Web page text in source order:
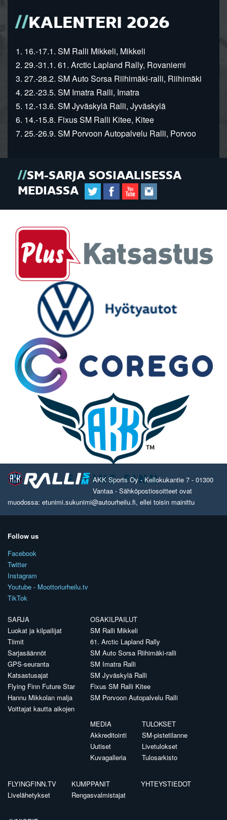
KALENTERI 2026
1. 16.-17.1. SM Ralli Mikkeli, Mikkeli
2. 29.-31.1. 61. Arctic Lapland Rally, Rovaniemi
3. 27.-28.2. SM Auto Sorsa Riihimäki-ralli, Riihimäki
4. 22.-23.5. SM Imatra Ralli, Imatra
5. 12.-13.6. SM Jyväskylä Ralli, Jyväskylä
6. 14.-15.8. Fixus SM Ralli Kitee, Kitee
7. 25.-26.9. SM Porvoon Autopalvelu Ralli, Porvoo
SM-SARJA SOSIAALISESSA
MEDIASSA
AKK Sports Oy - Kellokukantie 7 - 01300
Vantaa - Sähköpostiosoitteet ovat
muodossa: etunimi.sukunimi@autourheilu.fi, ellei toisin mainittu
Follow us
Facebook
Twitter
Instagram
Youtube - Moottoriurheilu.tv
TikTok
SARJA
Luokat ja kilpailijat
Tiimit
Sarjasäännöt
GPS-seuranta
Katsastusajat
Flying Finn Future Star
Hannu Mikkolan malja
Voittajat kautta aikojen
OSAKILPAILUT
SM Ralli Mikkeli
61. Arctic Lapland Rally
SM Auto Sorsa Riihimäki-ralli
SM Imatra Ralli
SM Jyväskylä Ralli
Fixus SM Ralli Kitee
SM Porvoon Autopalvelu Ralli
MEDIA
Akkreditointi
Uutiset
Kuvagalleria
TULOKSET
SM-pistetilanne
Livetulokset
Tulosarkisto
FLYINGFINN.TV
Livelähetykset
KUMPPANIT
Rengasvalmistajat
YHTEYSTIEDOT